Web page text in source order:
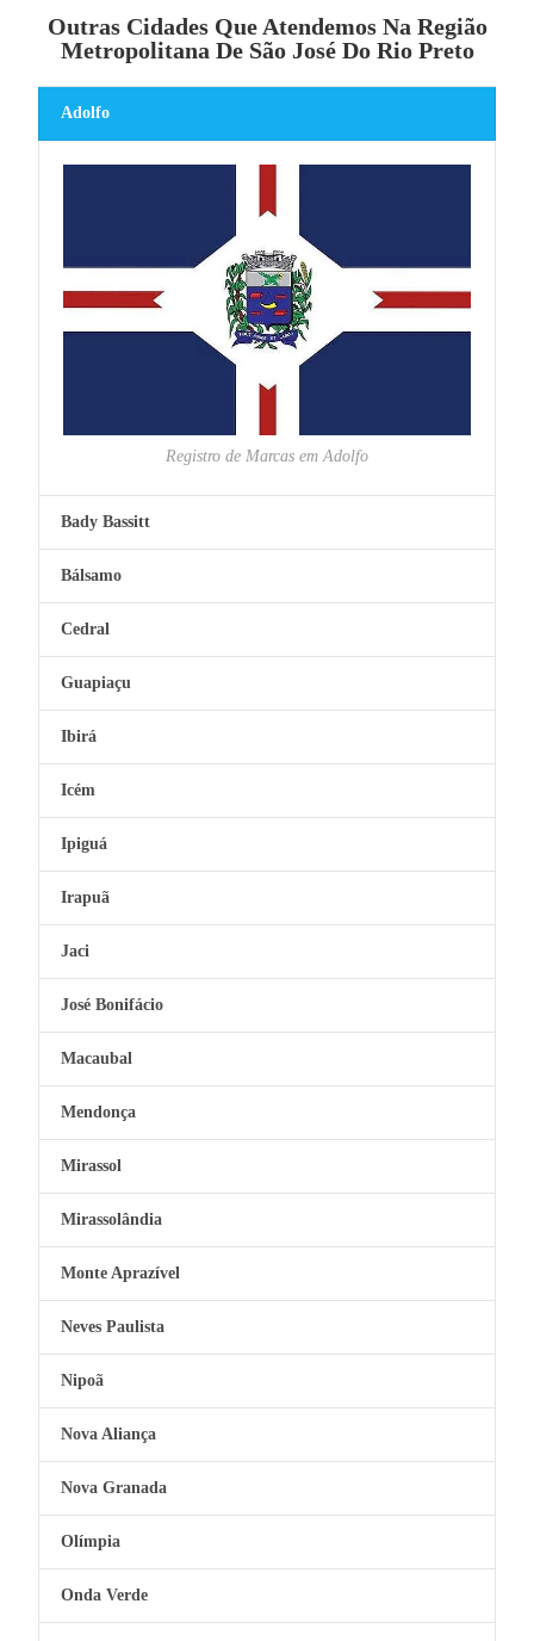
Outras Cidades Que Atendemos Na Região
Metropolitana De São José Do Rio Preto
Adolfo
Registro de Marcas em Adolfo
Bady Bassitt
Bálsamo
Cedral
Guapiaçu
Ibirá
Icém
Ipiguá
Irapuã
Jaci
José Bonifácio
Macaubal
Mendonça
Mirassol
Mirassolândia
Monte Aprazível
Neves Paulista
Nipoã
Nova Aliança
Nova Granada
Olímpia
Onda Verde